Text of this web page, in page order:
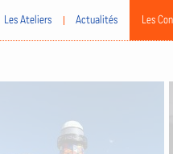
Home
Les Ateliers Actualités Les